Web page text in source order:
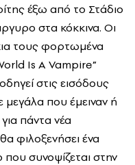
έξω από το Στάδιο
στα κόκκινα. Οι
τους φορτωμένα
Is A Vampire”
στις εισόδους
μεγάλα που έμειναν ή
πάντα νέα
φιλοξενήσει ένα
συνοψίζεται στην